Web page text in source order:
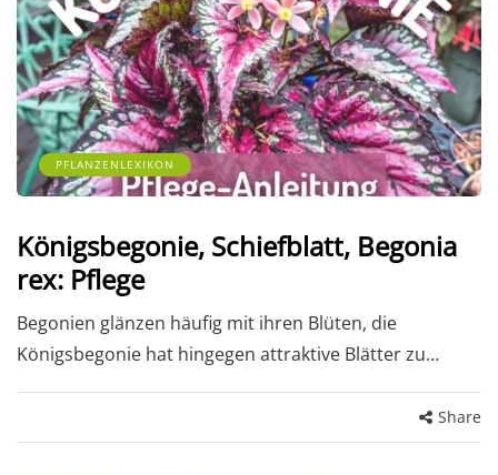
PFLANZENLEXIKON
Königsbegonie, Schiefblatt, Begonia
rex: Pflege
Begonien glänzen häufig mit ihren Blüten, die
Königsbegonie hat hingegen attraktive Blätter zu…
Share